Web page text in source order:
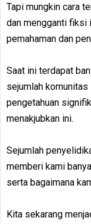
Tapi mungkin cara
dan mengganti fiksi
pemahaman dan
Saat ini terdapat
sejumlah
pengetahuan
menakjubkan ini.
Sejumlah
memberi kami
serta bagaimana
Kita sekarang